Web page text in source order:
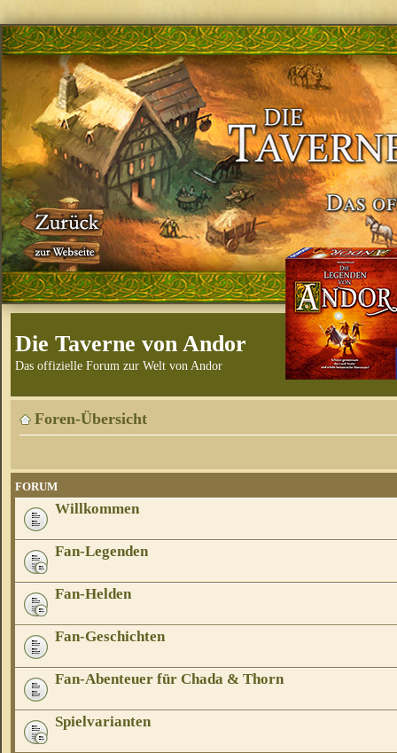
Die Taverne von Andor
Das offizielle Forum zur Welt von Andor
Foren-Übersicht
FORUM
Willkommen
Fan-Legenden
Fan-Helden
Fan-Geschichten
Fan-Abenteuer für Chada & Thorn
Spielvarianten